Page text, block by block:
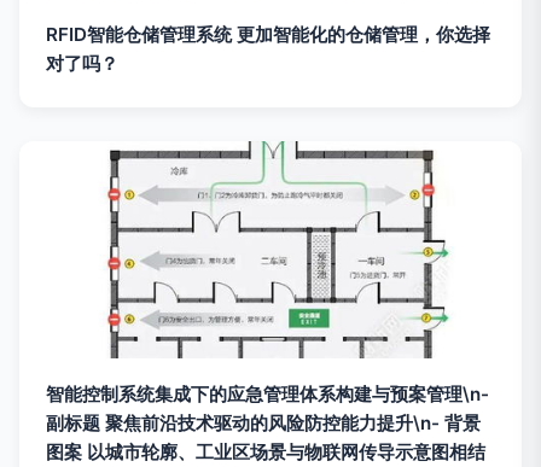
RFID智能仓储管理系统 更加智能化的仓储管理，你选择
对了吗？
智能控制系统集成下的应急管理体系构建与预案管理\n-
副标题 聚焦前沿技术驱动的风险防控能力提升\n- 背景
图案 以城市轮廓、工业区场景与物联网传导示意图相结